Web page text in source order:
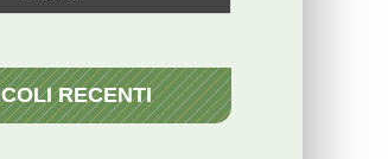
RECENTI